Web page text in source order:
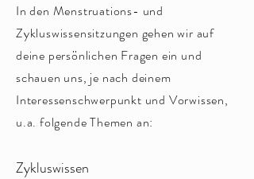
In den Menstruations- und
Zykluswissensitzungen gehen wir auf
deine persönlichen Fragen ein und
schauen uns, je nach deinem
Interessenschwerpunkt und Vorwissen,
u.a. folgende Themen an:
Zykluswissen